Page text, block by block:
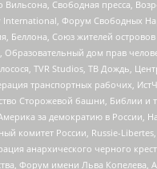
Свободная пресса,
Форум Свободных
Беллона, Союз жителей
дом прав
TVR Studios, ТВ Дождь,
транспортных рабочих,
Сторожевой башни, Библии и
за демократию в России,
России, Russie-
анархического черного
Форум имени Льва Копелева,